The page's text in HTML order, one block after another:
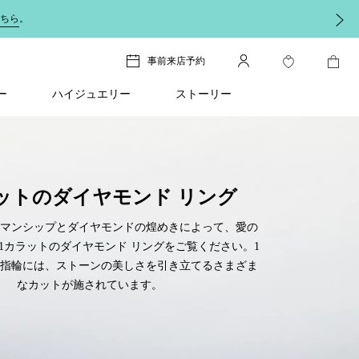
くは
事前来店予約
ハイジュエリー ストーリー
トのダイヤモンド リング
ンシップとダイヤモンドの煌めきによって、愛の
カラットのダイヤモンド リングをご覧ください。1
輪には、ストーンの美しさを引き立てるさまざま
なカットが施されています。